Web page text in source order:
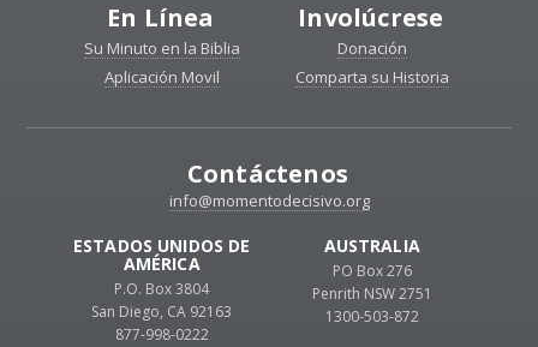
En Línea
Su Minuto en la Biblia
Aplicación Movil
Involúcrese
Donación
Comparta su Historia
Contáctenos
info@momentodecisivo.org
ESTADOS UNIDOS DE
AMÉRICA
P.O. Box 3804
San Diego, CA 92163
877-998-0222
AUSTRALIA
PO Box 276
Penrith NSW 2751
1300-503-872